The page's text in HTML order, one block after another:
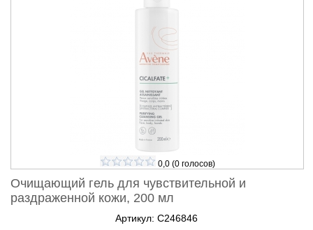
0,0(0голосов)
Очищающий гель для чувствительной и
раздраженной кожи, 200 мл
Артикул: C246846